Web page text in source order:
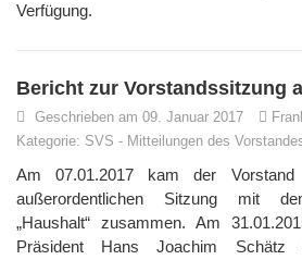
Verfügung.
Bericht zur Vorstandssitzung
Geschrieben am 09. Januar 2017
Kategorie: SVS - Mitteilungen des
Am 07.01.2017 kam der
außerordentlichen Sitzung mit
„Haushalt“ zusammen. Am
Präsident Hans Joachim Schätz